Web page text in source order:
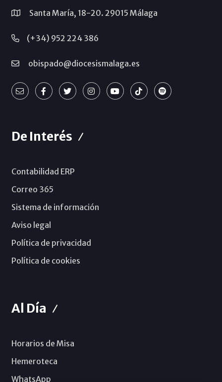
Santa María, 18-20. 29015 Málaga
(+34) 952 224 386
obispado@diocesismalaga.es
De Interés
Contabilidad ERP
Correo 365
Sistema de información
Aviso legal
Política de privacidad
Política de cookies
Al Día
Horarios de Misa
Hemeroteca
WhatsApp